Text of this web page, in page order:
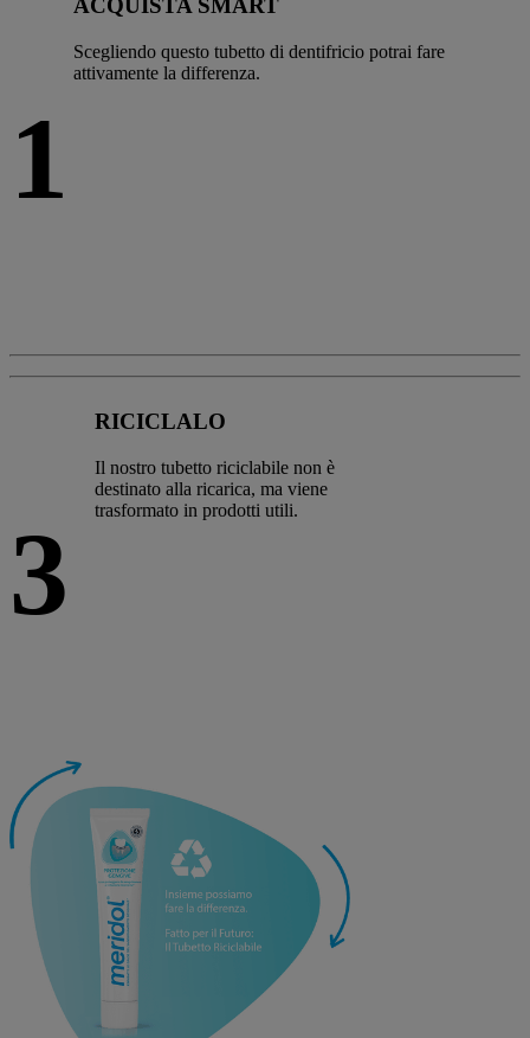
1
ACQUISTA SMART
Scegliendo questo tubetto di dentifricio potrai fare
attivamente la differenza.
3
RICICLALO
Il nostro tubetto riciclabile non è
destinato alla ricarica, ma viene
trasformato in prodotti utili.